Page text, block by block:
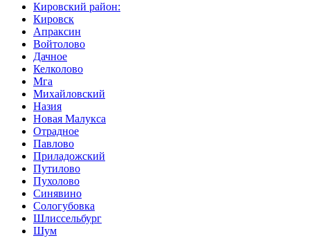
Кировский район:
Кировск
Апраксин
Войтолово
Дачное
Келколово
Мга
Михайловский
Назия
Новая Малукса
Отрадное
Павлово
Приладожский
Путилово
Пухолово
Синявино
Сологубовка
Шлиссельбург
Шум